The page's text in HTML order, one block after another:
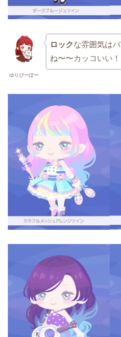
ゆりぴーぽー
ロックな雰囲気は
ね〜〜カッコいい！